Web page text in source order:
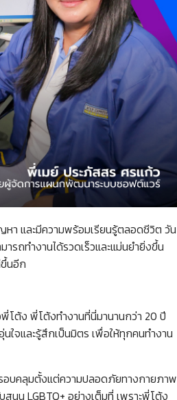
า และมีความพร้อมเรียนรู้ตลอดชีวิต วัน
รถทำงานได้รวดเร็วและแม่นยำยิ่งขึ้น
นอีก
โต้ง พี่โต้งทำงานที่นี่มานานกว่า 20 ปี
ใจและรู้สึกเป็นมิตร เพื่อให้ทุกคนทำงาน
อบคลุมตั้งแต่ความปลอดภัยทางกายภาพ
นุน LGBTQ+ อย่างเต็มที่ เพราะพี่โต้ง